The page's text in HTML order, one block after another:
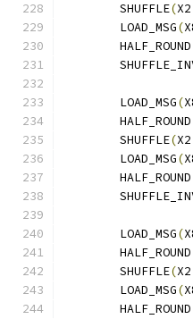
	SHUFFLE
(X2
	LOAD_MSG
(
	HALF_ROUND
	LOAD_MSG
(
	HALF_ROUND
	SHUFFLE
(X2
	LOAD_MSG
(
	HALF_ROUND
	LOAD_MSG
(
	HALF_ROUND
	SHUFFLE
(X2
	LOAD_MSG
(
	HALF_ROUND